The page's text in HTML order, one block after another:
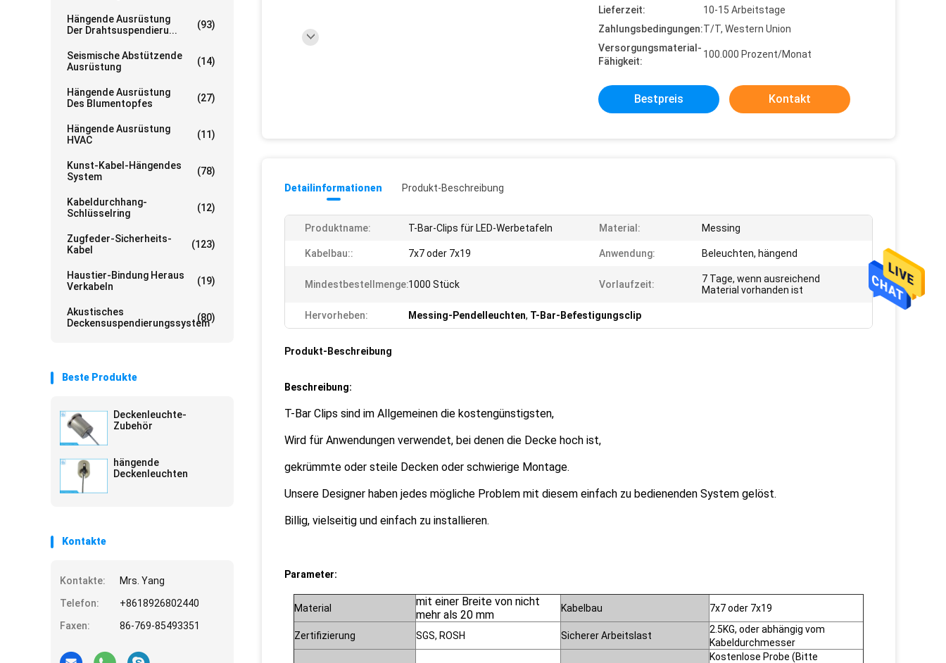
Hängende Ausrüstung
Der Drahtsuspendieru...
(93)
Seismische Abstützende
Ausrüstung
(14)
Hängende Ausrüstung
Des Blumentopfes
(27)
Hängende Ausrüstung
HVAC
(11)
Kunst-Kabel-Hängendes
System
(78)
Kabeldurchhang-
Schlüsselring
(12)
Zugfeder-Sicherheits-
Kabel
(123)
Haustier-Bindung Heraus
Verkabeln
(19)
Akustisches
Deckensuspendierungssystem
(80)
Beste Produkte
Deckenleuchte-
Zubehör
hängende
Deckenleuchten
Kontakte
Kontakte:
Mrs. Yang
Telefon:
+8618926802440
Faxen:
86-769-85493351
Lieferzeit:
10-15 Arbeitstage
Zahlungsbedingungen:T/T, Western Union
Versorgungsmaterial-
Fähigkeit:
100.000 Prozent/Monat
Bestpreis Kontakt
Detailinformationen Produkt-Beschreibung
Produktname: T-Bar-Clips für LED-Werbetafeln Material: Messing
Kabelbau:: 7x7 oder 7x19 Anwendung: Beleuchten, hängend
Mindestbestellmenge:1000 Stück Vorlaufzeit:
7 Tage, wenn ausreichend
Material vorhanden ist
Hervorheben: Messing-Pendelleuchten, T-Bar-Befestigungsclip
Produkt-Beschreibung
Beschreibung:
T-Bar Clips sind im Allgemeinen die kostengünstigsten,
Wird für Anwendungen verwendet, bei denen die Decke hoch ist,
gekrümmte oder steile Decken oder schwierige Montage.
Unsere Designer haben jedes mögliche Problem mit diesem einfach zu bedienenden System gelöst.
Billig, vielseitig und einfach zu installieren.
Parameter:
Material
mit einer Breite von nicht
mehr als 20 mm
Kabelbau 7x7 oder 7x19
Zertifizierung SGS, ROSH Sicherer Arbeitslast
2.5KG, oder abhängig vom
Kabeldurchmesser
Kostenlose Probe (Bitte